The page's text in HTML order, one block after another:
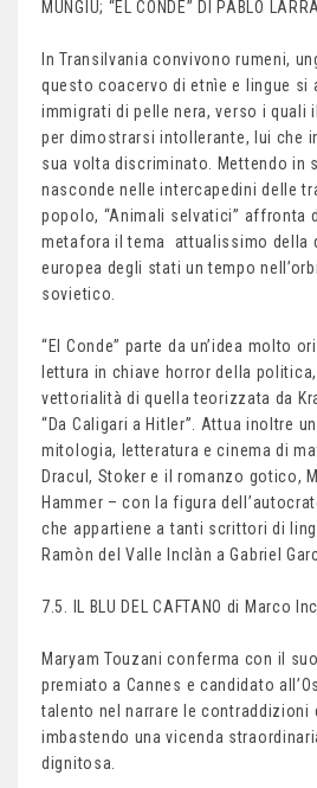
MUNGÌU; “EL CONDE” DI PABLO
In Transilvania convivono rumeni,
questo coacervo di etnìe e lingue si
immigrati di pelle nera, verso i
per dimostrarsi intollerante, lui che
sua volta discriminato. Mettendo in
nasconde nelle intercapedini delle
popolo, “Animali selvatici” affronta
metafora il tema attualissimo della
europea degli stati un tempo
sovietico.
“El Conde” parte da un’idea molto
lettura in chiave horror della
vettorialità di quella teorizzata da
“Da Caligari a Hitler”. Attua inoltre
mitologia, letteratura e cinema di
Dracul, Stoker e il romanzo gotico,
Hammer – con la figura
che appartiene a tanti scrittori di
Ramòn del Valle Inclàn a Gabriel
7.5. IL BLU DEL CAFTANO di Marco
Maryam Touzani conferma con il
premiato a Cannes e candidato
talento nel narrare le contraddizioni
imbastendo una vicenda
dignitosa.